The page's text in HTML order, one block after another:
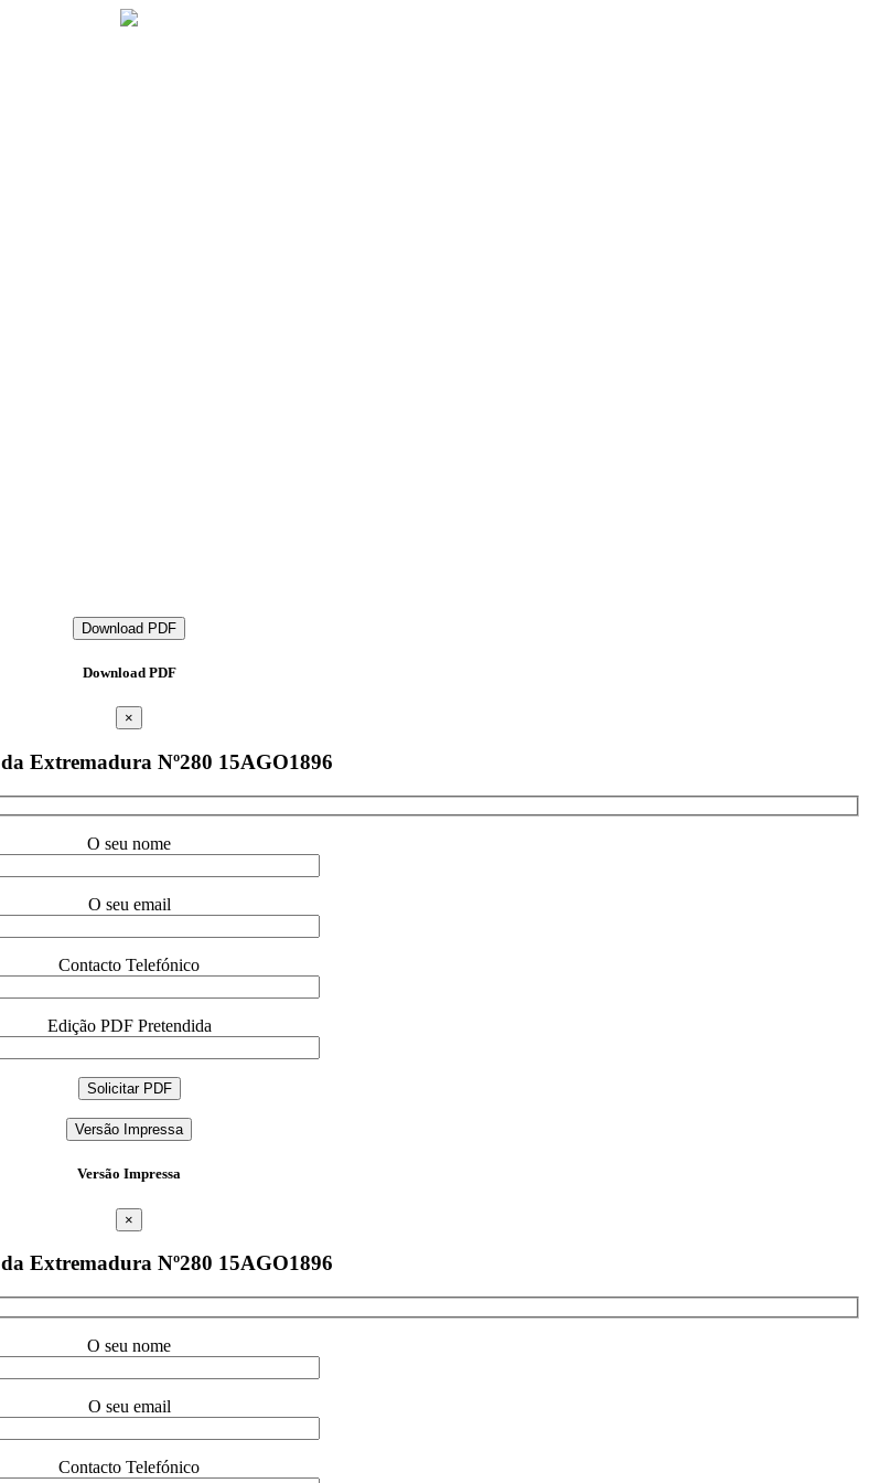
Download PDF
Download PDF
×
Extremadura Nº280 15AGO1896
O seu nome
O seu email
Contacto Telefónico
Edição PDF Pretendida
Versão Impressa
Versão Impressa
×
Extremadura Nº280 15AGO1896
O seu nome
O seu email
Contacto Telefónico